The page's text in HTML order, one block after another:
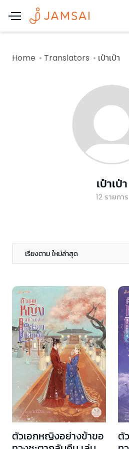
Home Translators เป๋าเป่า
เป๋าเป่า
12 รายการ
เรียงตาม ใหม่ล่าสุด
ตัวเอกหญิงอย่างข้าขอ
ตั